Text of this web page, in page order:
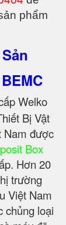
phẩm
Welko
Bị Vật
Nam được
Box
Hơn 20
trường
Việt Nam
chủng loại